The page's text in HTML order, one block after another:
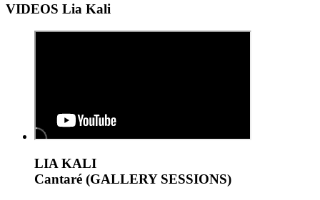
VIDEOS Lia Kali
LIA KALI
Cantaré (GALLERY SESSIONS)